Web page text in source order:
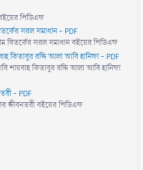
পিডিএফ
সরল সমাধান - PDF
বিতর্কের সরল সমাধান বইয়ের পিডিএফ
কিতাবুর রদ্দি আলা আবি হানিফা - PDF
শায়বাহ কিতাবুর রদ্দি আলা আবি হানিফা
- PDF
জীবনতরী বইয়ের পিডিএফ